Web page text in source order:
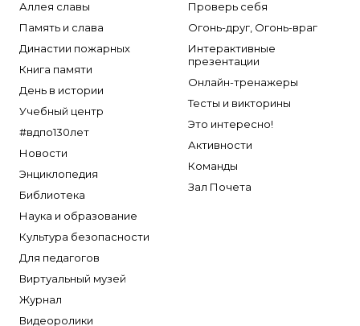
Аллея славы
Память и слава
Династии пожарных
Книга памяти
День в истории
Учебный центр
#вдпо130лет
Новости
Энциклопедия
Библиотека
Наука и образование
Культура безопасности
Для педагогов
Виртуальный музей
Журнал
Видеоролики
Проверь себя
Огонь-друг, Огонь-враг
Интерактивные
презентации
Онлайн-тренажеры
Тесты и викторины
Это интересно!
Активности
Команды
Зал Почета